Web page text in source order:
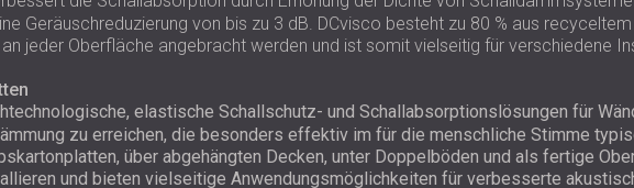
Geräuschreduzierung von bis zu 3 dB. DCvisco besteht zu 80 % aus
an jeder Oberfläche angebracht werden und ist somit vielseitig für verschiedene
elastische Schallschutz- und Schallabsorptionslösungen für
zu erreichen, die besonders effektiv im für die menschliche Stimme
über abgehängten Decken, unter Doppelböden und als fertige
und bieten vielseitige Anwendungsmöglichkeiten für verbesserte